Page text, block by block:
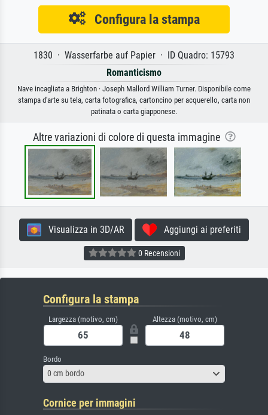
Configura la stampa
1830 · Wasserfarbe auf Papier · ID Quadro: 15793
Romanticismo
Nave incagliata a Brighton · Joseph Mallord William Turner. Disponibile come
stampa d'arte su tela, carta fotografica, cartoncino per acquerello, carta non
patinata o carta giapponese.
Altre variazioni di colore di questa immagine
Visualizza in 3D/AR Aggiungi ai preferiti
0 Recensioni
Configura la stampa
Largezza (motivo, cm) Altezza (motivo, cm)
Bordo
0 cm bordo
Cornice per immagini